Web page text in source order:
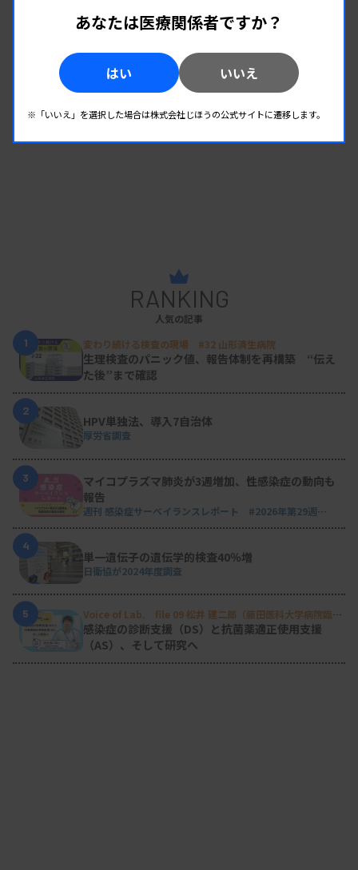
管理運営
RANKING
人気の記事
1
変わり続ける検査の現場 #32 山形済生病院
生理検査のパニック値、報告体制を再構築 “伝え
た後”まで確認
2
HPV単独法、導入7自治体
厚労省調査
3
マイコプラズマ肺炎が3週増加、性感染症の動向も
報告
週刊 感染症サーベイランスレポート #2026年第29週
4
単一遺伝子の遺伝学的検査40％増
日衛協が2024年度調査
5
Voice of Lab. file 09 松井 建二郎（藤田医科大学病院臨床
検査部微生物遺伝子検査室）
感染症の診断支援（DS）と抗菌薬適正使用支援
（AS）、そして研究へ
あなたは医療関係者ですか？
はい いいえ
※「いいえ」を選択した場合は株式会社じほうの公式サイトに遷移します。